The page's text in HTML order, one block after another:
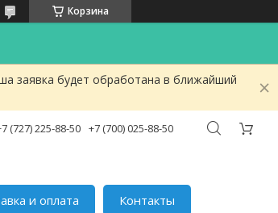
Корзина
заявка будет обработана в ближайший
(727) 225-88-50 +7 (700) 025-88-50
и оплата
Контакты